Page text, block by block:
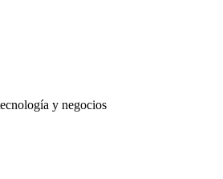
y negocios